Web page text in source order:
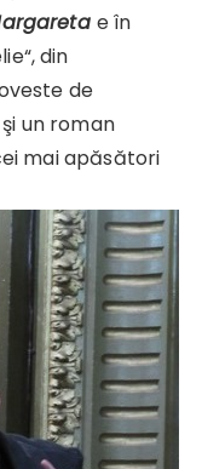
e în
din
de
un roman
mai apăsători